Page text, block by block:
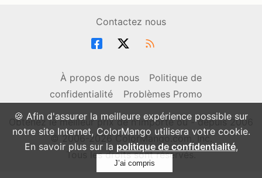
🍪 Afin d'assurer la meilleure expérience possible sur
notre site Internet, ColorMango utilisera votre cookie.
En savoir plus sur la politique de confidentialité,
J’ai compris
Contactez nous
À propos de nous
Politique de
confidentialité
Problèmes Promo
Obtenez le meilleur prix de n'importe où - depuis 2006
© 2006-2026 ColorMango.com, Inc.
Tous les droits sont réservés.